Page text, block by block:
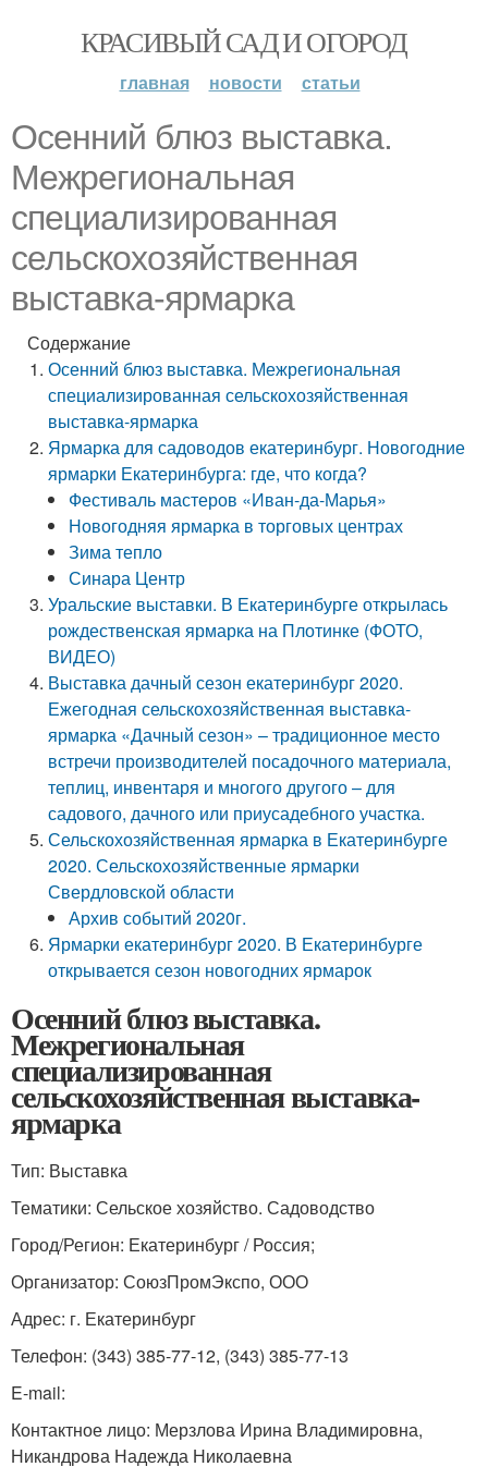
КРАСИВЫЙ САД И ОГОРОД
главная новости статьи
Осенний блюз выставка.
Межрегиональная
специализированная
сельскохозяйственная
выставка-ярмарка
Содержание
Осенний блюз выставка. Межрегиональная
специализированная сельскохозяйственная
выставка-ярмарка
Ярмарка для садоводов екатеринбург. Новогодние
ярмарки Екатеринбурга: где, что когда?
Фестиваль мастеров «Иван-да-Марья»
Новогодняя ярмарка в торговых центрах
Зима тепло
Синара Центр
Уральские выставки. В Екатеринбурге открылась
рождественская ярмарка на Плотинке (ФОТО,
ВИДЕО)
Выставка дачный сезон екатеринбург 2020.
Ежегодная сельскохозяйственная выставка-
ярмарка «Дачный сезон» – традиционное место
встречи производителей посадочного материала,
теплиц, инвентаря и многого другого – для
садового, дачного или приусадебного участка.
Сельскохозяйственная ярмарка в Екатеринбурге
2020. Сельскохозяйственные ярмарки
Свердловской области
Архив событий 2020г.
Ярмарки екатеринбург 2020. В Екатеринбурге
открывается сезон новогодних ярмарок
Осенний блюз выставка.
Межрегиональная
специализированная
сельскохозяйственная выставка-
ярмарка
Тип: Выставка
Тематики: Сельское хозяйство. Садоводство
Город/Регион: Екатеринбург / Россия;
Организатор: СоюзПромЭкспо, ООО
Адрес: г. Екатеринбург
Телефон: (343) 385-77-12, (343) 385-77-13
E-mail:
Контактное лицо: Мерзлова Ирина Владимировна,
Никандрова Надежда Николаевна